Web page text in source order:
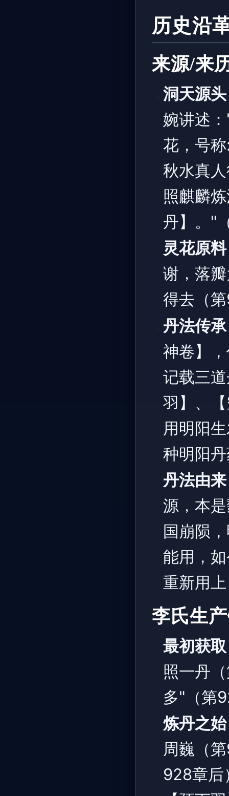
历史沿
来源/来
洞天源头
婉讲述
花，号
秋水真
照麒麟
丹】。"
灵花原料
谢，落
得去（
丹法传承
神卷】
记载三
羽】、
用明阳
种明阳
丹法由来
源，本
国崩陨
能用，
重新用
李氏生
最初获取
照一丹
多"（第
炼丹之始
周巍（
928章后